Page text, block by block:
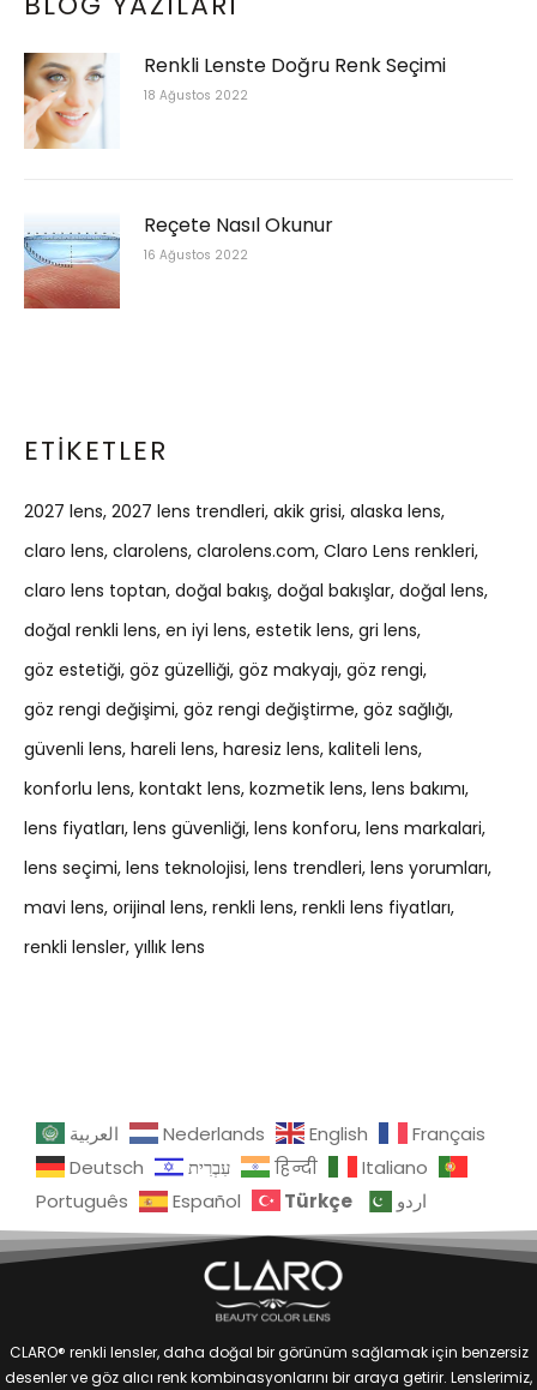
Renkli Lenste Doğru Renk Seçimi
18 Ağustos 2022
Reçete Nasıl Okunur
16 Ağustos 2022
ETIKETLER
2027 lens 2027 lens trendleri akik grisi alaska lens
claro lens clarolens clarolens.com Claro Lens renkleri
claro lens toptan doğal bakış doğal bakışlar doğal lens
doğal renkli lens en iyi lens estetik lens gri lens
göz estetiği göz güzelliği göz makyajı göz rengi
göz rengi değişimi göz rengi değiştirme göz sağlığı
güvenli lens hareli lens haresiz lens kaliteli lens
konforlu lens kontakt lens kozmetik lens lens bakımı
lens fiyatları lens güvenliği lens konforu lens markalari
lens seçimi lens teknolojisi lens trendleri lens yorumları
mavi lens orijinal lens renkli lens renkli lens fiyatları
renkli lensler yıllık lens
العربية Nederlands English
Français
Deutsch
עִבְרִית हिन्दी
Italiano
Português
Español Türkçe اردو
CLARO® renkli lensler, daha doğal bir görünüm sağlamak için benzersiz
desenler ve göz alıcı renk kombinasyonlarını bir araya getirir. Lenslerimiz,